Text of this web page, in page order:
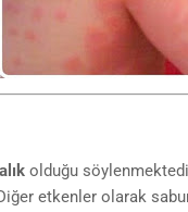
olduğu
etkenler olarak